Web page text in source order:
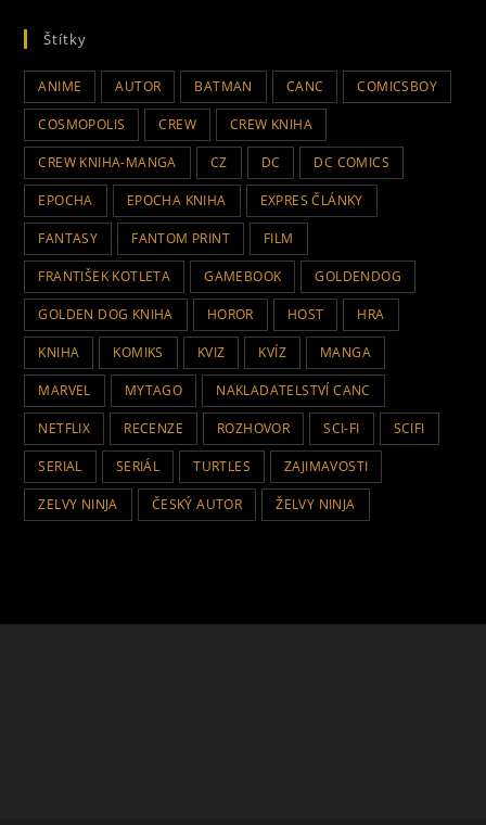
Štítky
ANIME AUTOR BATMAN CANC COMICSBOY
COSMOPOLIS CREW CREW KNIHA
CREW KNIHA-MANGA CZ DC DC COMICS
EPOCHA EPOCHA KNIHA EXPRES ČLÁNKY
FANTASY FANTOM PRINT FILM
FRANTIŠEK KOTLETA GAMEBOOK GOLDENDOG
GOLDEN DOG KNIHA HOROR HOST HRA
KNIHA KOMIKS KVIZ KVÍZ MANGA
MARVEL MYTAGO NAKLADATELSTVÍ CANC
NETFLIX RECENZE ROZHOVOR SCI-FI SCIFI
SERIAL SERIÁL TURTLES ZAJIMAVOSTI
ZELVY NINJA ČESKÝ AUTOR ŽELVY NINJA